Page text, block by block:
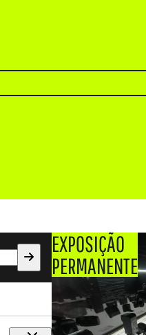
EXPOSIÇÃO
PERMANENTE